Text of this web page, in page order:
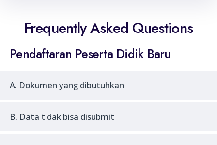
Frequently Asked Questions
Pendaftaran Peserta Didik Baru
A. Dokumen yang dibutuhkan
B. Data tidak bisa disubmit